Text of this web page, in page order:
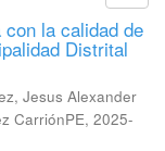
la calidad de
Distrital
Jesus Alexander
CarriónPE, 2025-